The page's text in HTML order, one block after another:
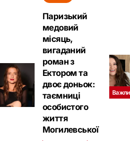
Паризький
медовий
місяць,
вигаданий
роман з
Ектором та
двоє доньок:
таємниці
особистого
життя
Могилевської